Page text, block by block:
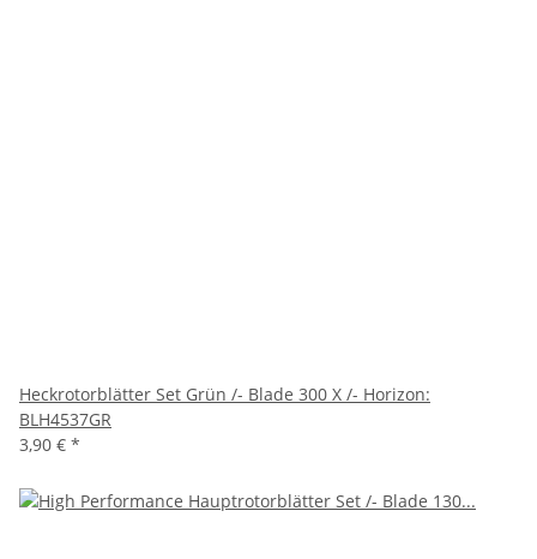
Heckrotorblätter Set Grün /- Blade 300 X /- Horizon:
BLH4537GR
3,90 € *